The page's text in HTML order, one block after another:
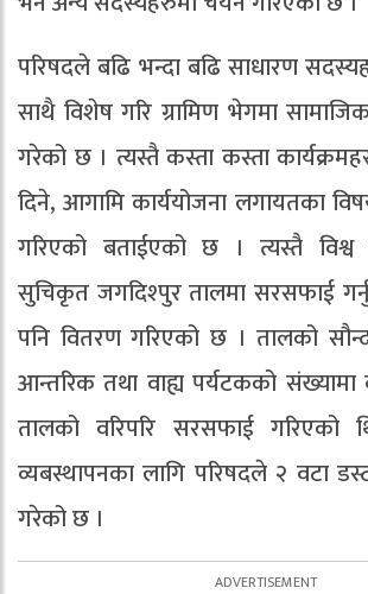
परिषदले बढि भन्दा बढि साधारण
साथै विशेष गरि ग्रामिण भेगमा
गरेको छ । त्यस्तै कस्ता कस्ता
दिने, आगामि कार्ययोजना लगायतका
गरिएको बताईएको छ । त्यस्तै विश्व
सुचिकृत जगदिश्पुर तालमा सरसफाई
पनि वितरण गरिएको छ । तालको
आन्तरिक तथा वाह्य पर्यटकको संख्यामा
तालको वरिपरि सरसफाई गरिएको
व्यबस्थापनका लागि परिषदले २ वटा
गरेको छ ।